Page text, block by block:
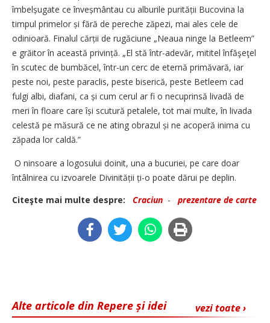
îmbelșugate ce înveș­mân­tau cu alburile purității Buco­vina la
timpul primelor și fără de pereche zăpezi, mai ales cele de
odinioară. Finalul cărții de rugăciune „Neaua ninge la Betleem”
e grăitor în această privință. „El stă într-ade­văr, mititel înfăşeţel
în scutec de bumbăcel, într-un cerc de eternă primăvară, iar
peste noi, peste paraclis, peste biserică, peste Betleem cad
fulgi albi, diafani, ca și cum cerul ar fi o necuprinsă livadă de
meri în floare care își scutură petalele, tot mai multe, în livada
celestă pe măsură ce ne ating obrazul și ne acoperă inima cu
zăpada lor caldă.”
O ninsoare a logosului doinit, una a bucuriei, pe care doar
întâlnirea cu izvoarele Divinității ți-o poate dărui pe deplin.
Citeşte mai multe despre:
Craciun - prezentare de carte
vezi toate ›
Alte articole din Repere și idei